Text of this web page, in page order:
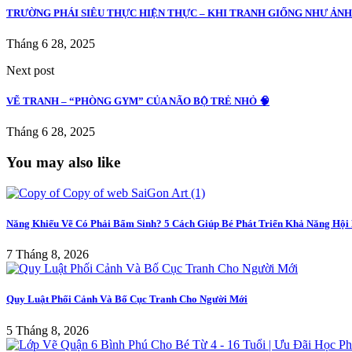
TRƯỜNG PHÁI SIÊU THỰC HIỆN THỰC – KHI TRANH GIỐNG NHƯ
Tháng 6 28, 2025
Next post
VẼ TRANH – “PHÒNG GYM” CỦA NÃO BỘ TRẺ NHỎ 🧠
Tháng 6 28, 2025
You may also like
Năng Khiếu Vẽ Có Phải Bẩm Sinh? 5 Cách Giúp Bé Phát Triển Khả Năng Hội
7 Tháng 8, 2026
Quy Luật Phối Cảnh Và Bố Cục Tranh Cho Người Mới
5 Tháng 8, 2026